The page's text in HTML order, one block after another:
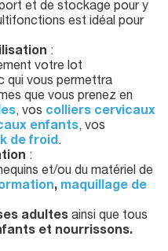
et de stockage pour y
est idéal pour
:
votre lot
qui vous permettra
que vous prenez en
, vos colliers cervicaux
enfants, vos
de froid.
:
et/ou du matériel de
, maquillage de
adultes ainsi que tous
et nourrissons.